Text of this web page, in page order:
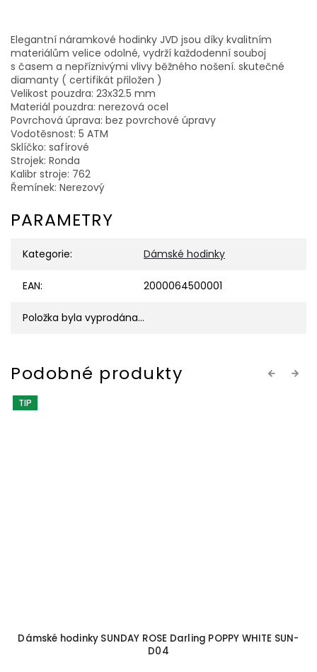
Elegantní náramkové hodinky JVD jsou díky kvalitním
materiálům velice odolné, vydrží každodenní souboj
s časem a nepříznivými vlivy běžného nošení. skutečné
diamanty ( certifikát přiložen )
Velikost pouzdra: 23x32.5 mm
Materiál pouzdra: nerezová ocel
Povrchová úprava: bez povrchové úpravy
Vodotěsnost: 5 ATM
Sklíčko: safírové
Strojek: Ronda
Kalibr stroje: 762
Řemínek: Nerezový
PARAMETRY
Kategorie: Dámské hodinky
EAN: 2000064500001
Položka byla vyprodána…
Previous
TIP
Dámské hodinky SUNDAY ROSE Darling POPPY WHITE SUN-
D04
Next